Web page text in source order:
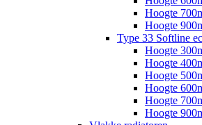
Hoogte
Hoogte
Type 33 Softline
Hoogte
Hoogte
Hoogte
Hoogte
Hoogte
Hoogte